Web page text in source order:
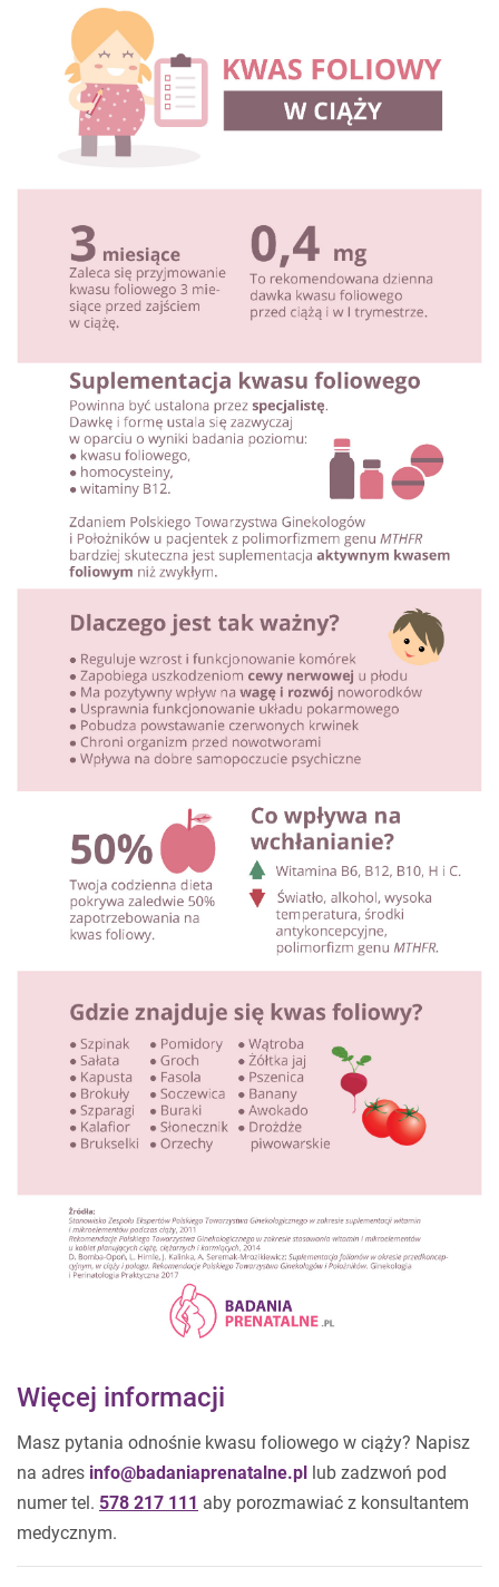
Więcej informacji
Masz pytania odnośnie kwasu foliowego w ciąży? Napisz
na adres
lub zadzwoń pod
numer tel. 578 217 111 aby porozmawiać z konsultantem
medycznym.